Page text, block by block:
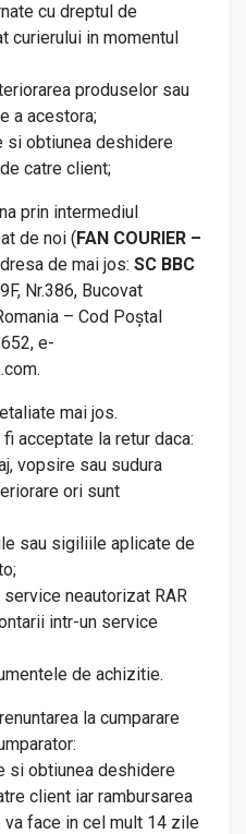
cu dreptul de
curierului in momentul
produselor sau
a acestora;
si obtiunea deshidere
catre client;
prin intermediul
de noi (FAN COURIER –
de mai jos: SC BBC
Nr.386, Bucovat
– Cod Poştal
e-
mai jos.
acceptate la retur daca:
vopsire sau sudura
ori sunt
sau sigiliile aplicate de
neautorizat RAR
intr-un service
de achizitie.
la cumparare
si obtiunea deshidere
client iar rambursarea
face in cel mult 14 zile